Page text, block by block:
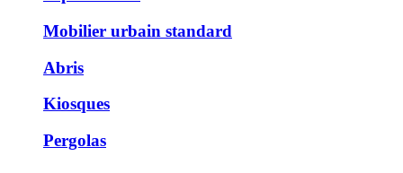
Mobilier urbain standard
Abris
Kiosques
Pergolas